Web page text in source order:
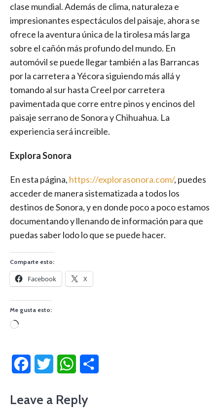
clase mundial. Además de clima, naturaleza e
impresionantes espectáculos del paisaje, ahora se
ofrece la aventura única de la tirolesa más larga
sobre el cañón más profundo del mundo. En
automóvil se puede llegar también a las Barrancas
por la carretera a Yécora siguiendo más allá y
tomando al sur hasta Creel por carretera
pavimentada que corre entre pinos y encinos del
paisaje serrano de Sonora y Chihuahua. La
experiencia será increible.
Explora Sonora
En esta página, https://explorasonora.com/, puedes
acceder de manera sistematizada a todos los
destinos de Sonora, y en donde poco a poco estamos
documentando y llenando de información para que
puedas saber lodo lo que se puede hacer.
Comparte esto:
Facebook X
Me gusta esto:
Cargando...
FacebookTwitter WhatsApp
Leave a Reply